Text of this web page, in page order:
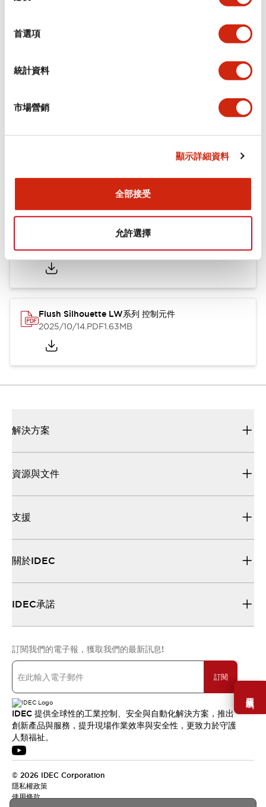
首選項
統計資料
市場營銷
顯示詳細資料
全部接受
允許選擇
需要幫助嗎？
安裝和安裝規範
認證與標準
Flush Silhouette LW系列 控制元件 (英文版)
2025/09/19.PDF1.23MB
Flush Silhouette LW系列 控制元件
2025/10/14.PDF1.63MB
解決方案
資源與文件
支援
關於IDEC
IDEC承諾
訂閱我們的電子報，獲取我們的最新訊息!
訂閱
IDEC 提供全球性的工業控制、安全與自動化解決方案，推出
創新產品與服務，提升現場作業效率與安全性，更致力於守護
人類福祉。
© 2026 IDEC Corporation
隱私權政策
使用條款